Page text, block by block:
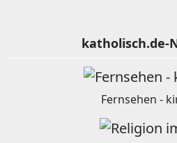
katholisch.de-
Fernsehen -